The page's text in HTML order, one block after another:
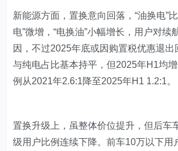
新能源方面，置换意向回落，“油换电”
电”微增，“电换油”小幅增长，用户对续
因，不过2025年底或因购置税优惠退出
与纯电占比基本持平，但2025年H1均
例从2021年2.6:1降至2025年H1 1.2:1。
置换升级上，虽整体价位提升，但后车
级用户比例连续下降。前车10万以下用